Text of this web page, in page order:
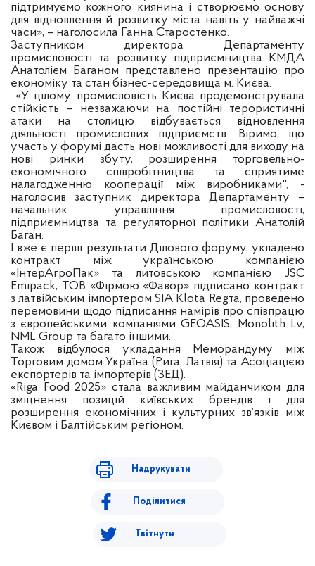
підтримуємо кожного киянина і створюємо основу
для відновлення й розвитку міста навіть у найважчі
часи», – наголосила Ганна Старостенко.
Заступником директора Департаменту
промисловості та розвитку підприємництва КМДА
Анатолієм Баганом представлено презентацію про
економіку та стан бізнес-середовища м. Києва.
«У цілому промисловість Києва продемонструвала
стійкість – незважаючи на постійні терористичні
атаки на столицю відбувається відновлення
діяльності промислових підприємств. Віримо, що
участь у форумі дасть нові можливості для виходу на
нові ринки збуту, розширення торговельно-
економічного співробітництва та сприятиме
налагодженню кооперації між виробниками", -
наголосив заступник директора Департаменту –
начальник управління промисловості,
підприємництва та регуляторної політики Анатолій
Баган.
І вже є перші результати Ділового форуму, укладено
контракт між українською компанією
«ІнтерАгроПак» та литовською компанією JSC
Emipack, ТОВ «Фірмою «Фавор» підписано контракт
з латвійським імпортером SIA Klota Regта, проведено
перемовини щодо підписання намірів про співпрацю
з європейськими компаніями GEOASIS, Monolith Lv,
NML Group та багато іншими.
Також відбулося укладання Меморандуму між
Торговим домом Україна (Рига, Латвія) та Асоціацією
експортерів та імпортерів (ЗЕД).
«Riga Food 2025» стала важливим майданчиком для
зміцнення позицій київських брендів і для
розширення економічних і культурних зв’язків між
Києвом і Балтійським регіоном.
Надрукувати
Поділитися
Твітнути